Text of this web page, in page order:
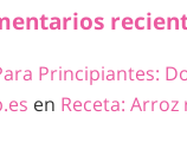
Principiantes:
en Receta: